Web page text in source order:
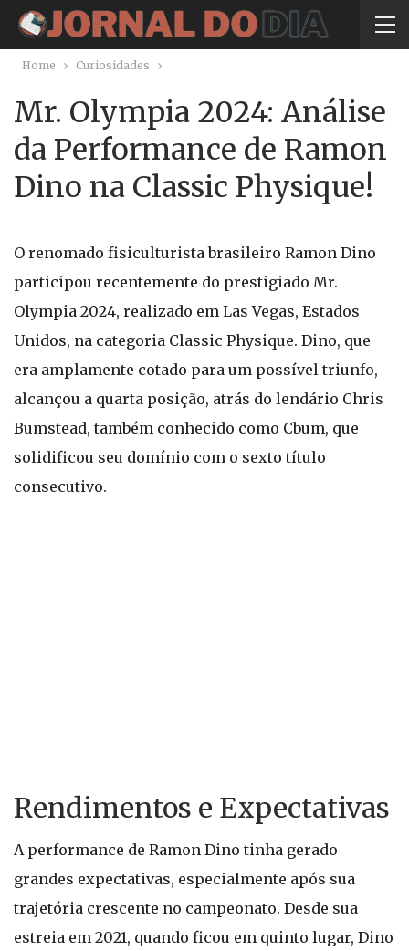
Home Curiosidades
Mr. Olympia 2024: Análise
da Performance de Ramon
Dino na Classic Physique!
O renomado fisiculturista brasileiro Ramon Dino
participou recentemente do prestigiado Mr.
Olympia 2024, realizado em Las Vegas, Estados
Unidos, na categoria Classic Physique. Dino, que
era amplamente cotado para um possível triunfo,
alcançou a quarta posição, atrás do lendário Chris
Bumstead, também conhecido como Cbum, que
solidificou seu domínio com o sexto título
consecutivo.
Rendimentos e Expectativas
A performance de Ramon Dino tinha gerado
grandes expectativas, especialmente após sua
trajetória crescente no campeonato. Desde sua
estreia em 2021, quando ficou em quinto lugar, Dino